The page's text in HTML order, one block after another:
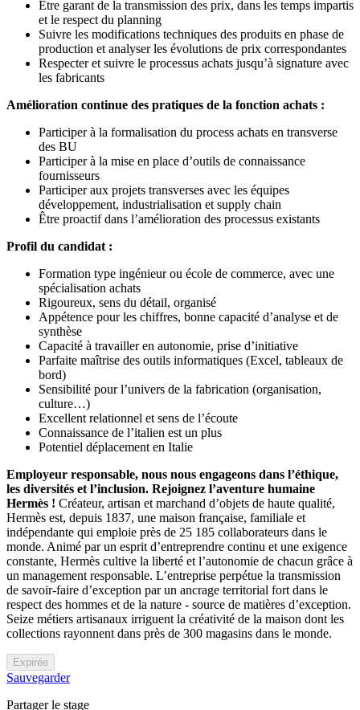
Être garant de la transmission des prix, dans les temps impartis
et le respect du planning
Suivre les modifications techniques des produits en phase de
production et analyser les évolutions de prix correspondantes
Respecter et suivre le processus achats jusqu’à signature avec
les fabricants
Amélioration continue des pratiques de la fonction achats :
Participer à la formalisation du process achats en transverse
des BU
Participer à la mise en place d’outils de connaissance
fournisseurs
Participer aux projets transverses avec les équipes
développement, industrialisation et supply chain
Être proactif dans l’amélioration des processus existants
Profil du candidat :
Formation type ingénieur ou école de commerce, avec une
spécialisation achats
Rigoureux, sens du détail, organisé
Appétence pour les chiffres, bonne capacité d’analyse et de
synthèse
Capacité à travailler en autonomie, prise d’initiative
Parfaite maîtrise des outils informatiques (Excel, tableaux de
bord)
Sensibilité pour l’univers de la fabrication (organisation,
culture…)
Excellent relationnel et sens de l’écoute
Connaissance de l’italien est un plus
Potentiel déplacement en Italie
Employeur responsable, nous nous engageons dans l’éthique,
les diversités et l’inclusion. Rejoignez l’aventure humaine
Hermès ! Créateur, artisan et marchand d’objets de haute qualité,
Hermès est, depuis 1837, une maison française, familiale et
indépendante qui emploie près de 25 185 collaborateurs dans le
monde. Animé par un esprit d’entreprendre continu et une exigence
constante, Hermès cultive la liberté et l’autonomie de chacun grâce à
un management responsable. L’entreprise perpétue la transmission
de savoir-faire d’exception par un ancrage territorial fort dans le
respect des hommes et de la nature - source de matières d’exception.
Seize métiers artisanaux irriguent la créativité de la maison dont les
collections rayonnent dans près de 300 magasins dans le monde.
Expirée
Sauvegarder
Partager le stage